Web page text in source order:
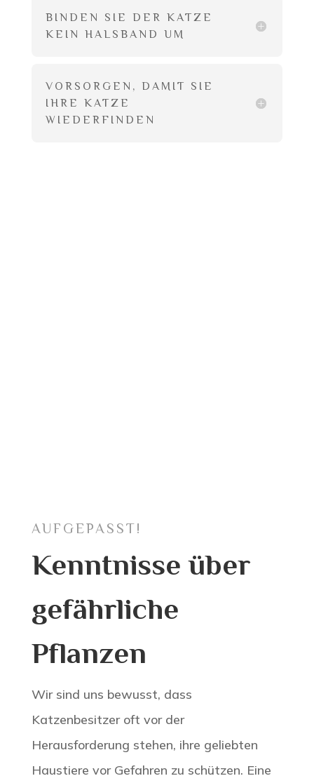
BINDEN SIE DER KATZE
KEIN HALSBAND UM
VORSORGEN, DAMIT SIE
IHRE KATZE
WIEDERFINDEN
AUFGEPASST!
Kenntnisse über
gefährliche
Pflanzen
Wir sind uns bewusst, dass
Katzenbesitzer oft vor der
Herausforderung stehen, ihre geliebten
Haustiere vor Gefahren zu schützen. Eine